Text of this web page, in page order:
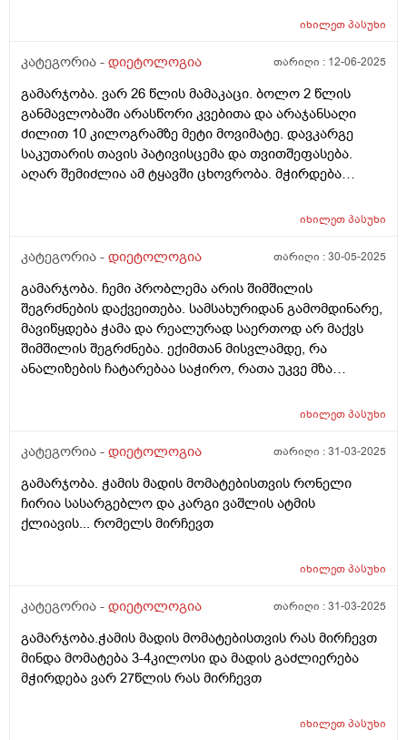
საათით. კუჭში 2-3 დღეში 1ხელ გავდივარ სულ, მაგრამ
ეს რაღაცა ახლა დამემართა. რამოდენიმე თვეა. კუჭში
არასდროს.
იხილეთპასუხი
კატეგორია - დიეტოლოგია თარიღი : 12-06-2025
გამარჯობა. ვარ 26 წლის მამაკაცი. ბოლო 2 წლის
განმავლობაში არასწორი კვებითა და არაჯანსაღი
ძილით 10 კილოგრამზე მეტი მოვიმატე. დავკარგე
საკუთარის თავის პატივისცემა და თვითშეფასება.
აღარ შემიძლია ამ ტყავში ცხოვრობა. მჭირდება
სხვა ფაქტორებსე დაყრდნობით - ყველაფერს ჯანსაღი
ეს 10 კილოგრამი და ცზიმის პროცენტულობა
დამიწერს კვებას და ა.შ დავუსვამ კითხვებს და
შემამეცნებს კიდეც. აქედან გამომდინა, ვინ არის ჩემი
ექიმი? ვერ გავერკვიე. დიეტოლოგი, ნუტრიციოლოგი
თუ ენდოკრინოლოგი? ვისთან ჩავეწერო და ვის
მირჩევდით? მადლობა.
იხილეთპასუხი
კატეგორია - დიეტოლოგია თარიღი :30-05-2025
გამარჯობა. ჩემი პრობლემა არის შიმშილის
შეგრძნების დაქვეითება. სამსახურიდან გამომდინარე,
მავიწყდება ჭამა და რეალურად საერთოდ არ მაქვს
შიმშილის შეგრძნება. ექიმთან მისვლამდე, რა
ანალიზების ჩატარებაა საჭირო, რათა უკვე მზა
იხილეთპასუხი
კატეგორია - დიეტოლოგია თარიღი :31-03-2025
გამარჯობა. ჭამის მადის მომატებისთვის რონელი
ჩირია სასარგებლო და კარგი ვაშლის ატმის
ქლიავის... რომელს მირჩევთ
იხილეთპასუხი
კატეგორია - დიეტოლოგია თარიღი :31-03-2025
გამარჯობა.ჭამის მადის მომატებისთვის რას მირჩევთ
მინდა მომატება 3-4კილოსი და მადის გაძლიერება
მჭირდება ვარ 27წლის რას მირჩევთ
იხილეთპასუხი